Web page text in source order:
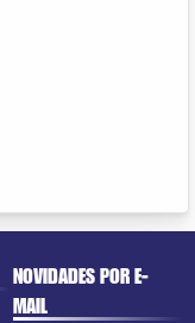
NOVIDADES POR E-
MAIL